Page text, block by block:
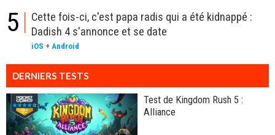
5
Cette fois-ci, c'est papa radis qui a été kidnappé :
Dadish 4 s'annonce et se date
iOS + Android
DERNIERS TESTS
Test de Kingdom Rush 5 :
Alliance